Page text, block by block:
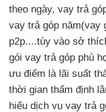
theo ngày, vay trả
vay trả góp năm(vay
p2p....tùy vào sở
gói vay trả góp phù
ưu điểm là lãi suất
thời gian thẩm định
hiểu dịch vụ vay trả